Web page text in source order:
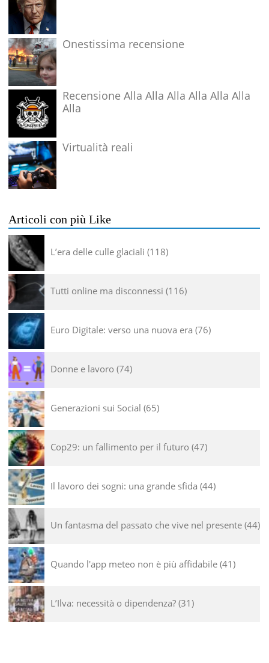
Onestissima recensione
Recensione Alla Alla Alla Alla Alla Alla
Alla
Virtualità reali
Articoli con più Like
L’era delle culle glaciali 118
Tutti online ma disconnessi 116
Euro Digitale: verso una nuova era 76
Donne e lavoro 74
Generazioni sui Social 65
Cop29: un fallimento per il futuro 47
Il lavoro dei sogni: una grande sfida 44
Un fantasma del passato che vive nel presente 44
Quando l'app meteo non è più affidabile 41
L’Ilva: necessità o dipendenza? 31